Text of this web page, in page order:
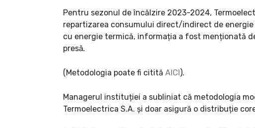
Pentru sezonul de încălzire 2023-2024,
repartizarea consumului direct/indirect de
cu energie termică, informația a fost menționată
presă.
(Metodologia poate fi citită AICI).
Managerul instituției a subliniat că metodologia
Termoelectrica S.A. și doar asigură o distribuție